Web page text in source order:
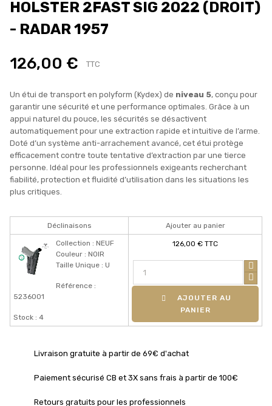
HOLSTER 2FAST SIG 2022 (DROIT)
- RADAR 1957
126,00 € TTC
Un étui de transport en polyform (Kydex) de niveau 5, conçu pour
garantir une sécurité et une performance optimales. Grâce à un
appui naturel du pouce, les sécurités se désactivent
automatiquement pour une extraction rapide et intuitive de l’arme.
Doté d’un système anti-arrachement avancé, cet étui protège
efficacement contre toute tentative d’extraction par une tierce
personne. Idéal pour les professionnels exigeants recherchant
fiabilité, protection et fluidité d’utilisation dans les situations les
plus critiques.
Déclinaisons Ajouter au panier
Collection : NEUF
Couleur : NOIR
Taille Unique : U
Référence :
5236001
Stock : 4
126,00 € TTC
PANIER
Livraison gratuite à partir de 69€ d'achat
Paiement sécurisé CB et 3X sans frais à partir de 100€
Retours gratuits pour les professionnels